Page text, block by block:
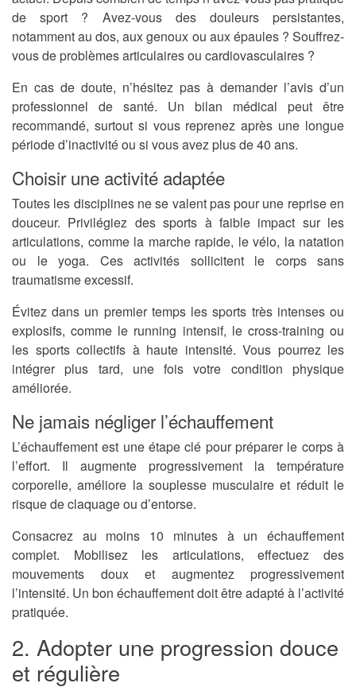
de sport ? Avez-vous des douleurs persistantes,
notamment au dos, aux genoux ou aux épaules ? Souffrez-
vous de problèmes articulaires ou cardiovasculaires ?
En cas de doute, n’hésitez pas à demander l’avis d’un
professionnel de santé. Un bilan médical peut être
recommandé, surtout si vous reprenez après une longue
période d’inactivité ou si vous avez plus de 40 ans.
Choisir une activité adaptée
Toutes les disciplines ne se valent pas pour une reprise en
douceur. Privilégiez des sports à faible impact sur les
articulations, comme la marche rapide, le vélo, la natation
ou le yoga. Ces activités sollicitent le corps sans
traumatisme excessif.
Évitez dans un premier temps les sports très intenses ou
explosifs, comme le running intensif, le cross-training ou
les sports collectifs à haute intensité. Vous pourrez les
intégrer plus tard, une fois votre condition physique
améliorée.
Ne jamais négliger l’échauffement
L’échauffement est une étape clé pour préparer le corps à
l’effort. Il augmente progressivement la température
corporelle, améliore la souplesse musculaire et réduit le
risque de claquage ou d’entorse.
Consacrez au moins 10 minutes à un échauffement
complet. Mobilisez les articulations, effectuez des
mouvements doux et augmentez progressivement
l’intensité. Un bon échauffement doit être adapté à l’activité
pratiquée.
2. Adopter une progression douce
et régulière